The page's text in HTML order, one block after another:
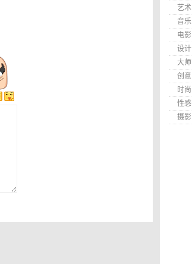
艺术
音乐
电影
设计
大师
创意
时尚
性感
摄影